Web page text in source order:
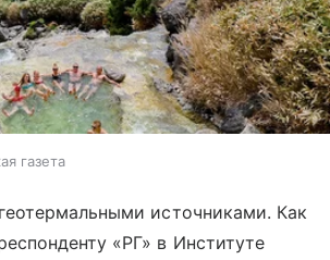
газета
источниками. Как
«РГ» в Институте